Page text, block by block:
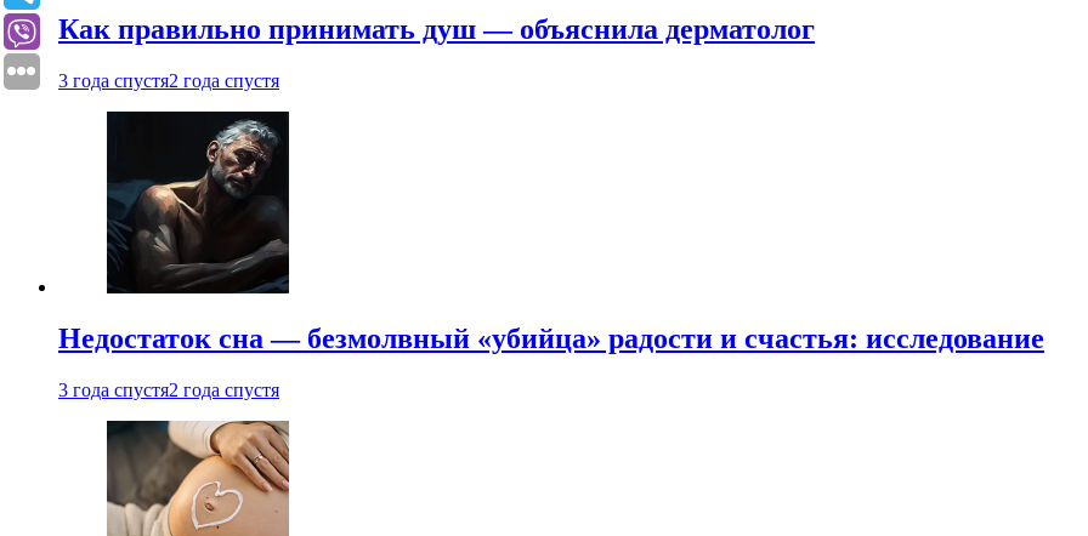
Как правильно принимать душ — объяснила дерматолог
3 года спустя2 года спустя
Недостаток сна — безмолвный «убийца» радости и счастья: исследование
3 года спустя2 года спустя